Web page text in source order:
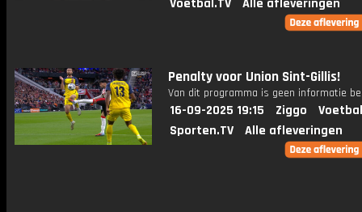
Voetbal.TV
Alle afleveringen
Penalty voor Union Sint-Gillis!
Van dit programma is geen informatie
16-09-2025 19:15 Ziggo
Sporten.TV
Alle afleveringen